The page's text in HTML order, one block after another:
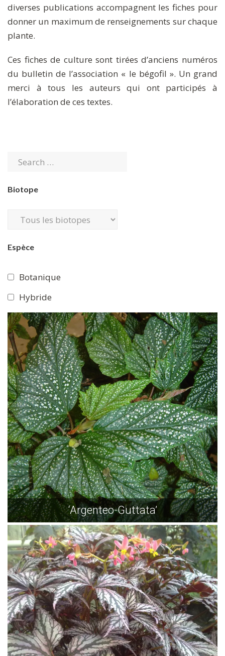
diverses publications accompagnent les fiches pour
donner un maximum de renseignements sur chaque
plante.
Ces fiches de culture sont tirées d’anciens numéros
du bulletin de l’association « le bégofil ». Un grand
merci à tous les auteurs qui ont participés à
l’élaboration de ces textes.
Biotope
Espèce
Botanique
Hybride
‘Argenteo-Guttata’